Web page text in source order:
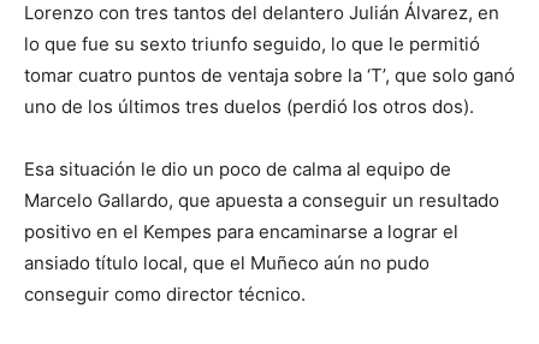
Lorenzo con tres tantos del delantero Julián Álvarez, en
lo que fue su sexto triunfo seguido, lo que le permitió
tomar cuatro puntos de ventaja sobre la ‘T’, que solo ganó
uno de los últimos tres duelos (perdió los otros dos).
Esa situación le dio un poco de calma al equipo de
Marcelo Gallardo, que apuesta a conseguir un resultado
positivo en el Kempes para encaminarse a lograr el
ansiado título local, que el Muñeco aún no pudo
conseguir como director técnico.